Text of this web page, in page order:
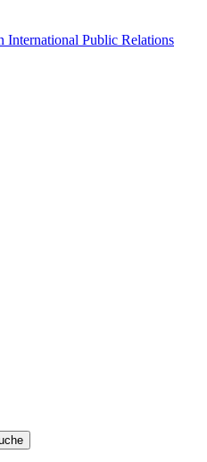
International Public Relations